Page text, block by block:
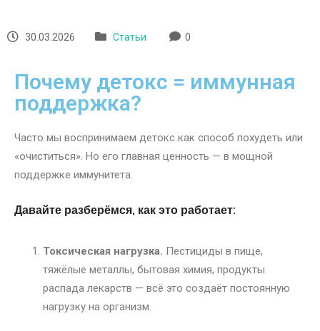
30.03.2026 Статьи 0
Почему детокс = иммунная
поддержка?
Часто мы воспринимаем детокс как способ похудеть или
«очиститься». Но его главная ценность — в мощной
поддержке иммунитета.
Давайте разберёмся, как это работает:
Токсическая нагрузка. Пестициды в пище,
тяжёлые металлы, бытовая химия, продукты
распада лекарств — всё это создаёт постоянную
нагрузку на организм.